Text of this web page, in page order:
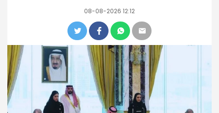
08-08-2026 12:12